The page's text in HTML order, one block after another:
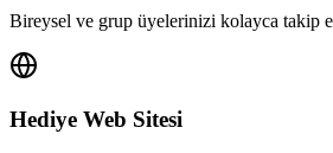
Bireysel ve grup üyelerinizi kolayca takip
Hediye Web Sitesi